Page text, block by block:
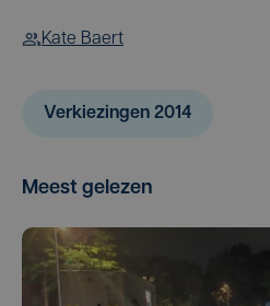
Kate Baert
Verkiezingen 2014
Meest gelezen